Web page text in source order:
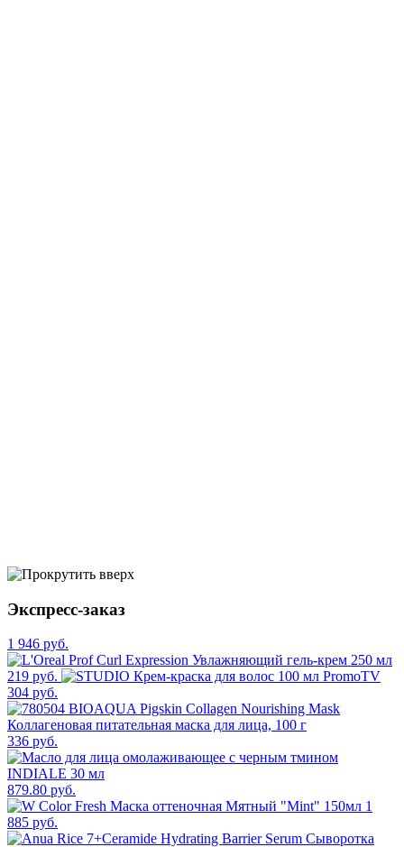
Экспресс-заказ
1 946 руб.
219 руб.
304 руб.
336 руб.
879.80 руб.
1
885 руб.